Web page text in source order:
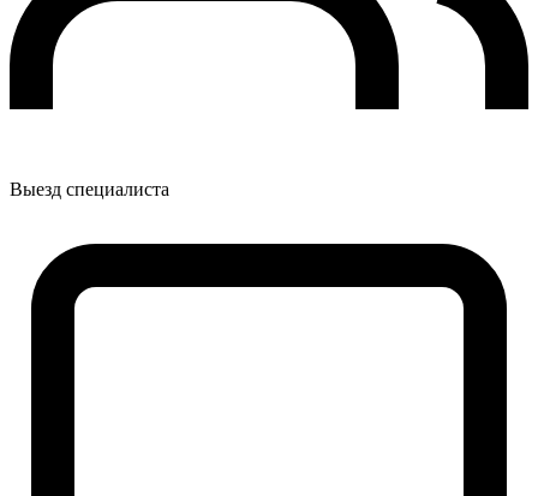
Выезд специалиста